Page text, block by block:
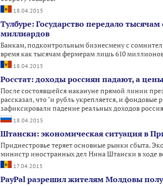
18.04.2015
Тулбуре: Государство передало
миллиардов
Банкам, подконтрольным бизнесмену с
время как тысячам фермерам лишь 610
18.04.2015
Росстат: доходы россиян падают, а цены
После состоявшейся накануне прямой линии
рассказал, что "и рубль укрепляется, и
зафиксировали падение реальных доходов
18.04.2015
Штански: экономическая ситуация в
Приднестровье теряет основные рынки сбыта.
министр иностранных дел Нина Штански в ходе
17.04.2015
PayPal разрешил жителям Молдовы